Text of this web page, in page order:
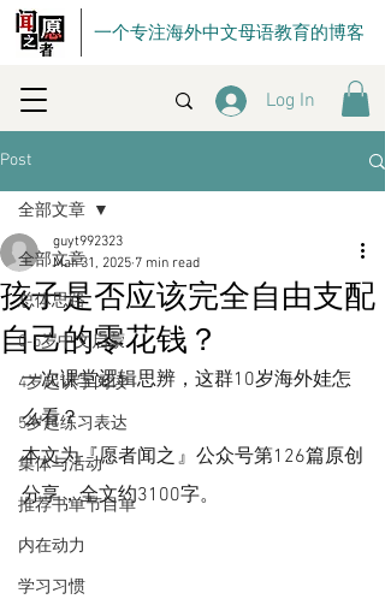
一个专注海外中文母语教育的博客
Log In
Post
全部文章
总体思路
0-5岁中文启蒙
4岁起识字阅读
5岁起练习表达
集体与活动
推荐书单节目单
内在动力
学习习惯
全部文章
孩子是否应该完全自由支配
自己的零花钱？
guyt992323
Mar 31, 2025 7 min read
一次课堂逻辑思辨，这群10岁海外娃怎
么看？
本文为『愿者闻之』公众号第126篇原创
分享，全文约3100字。